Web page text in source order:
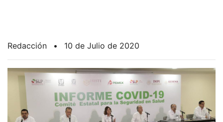
Redacción • 10 de Julio de 2020